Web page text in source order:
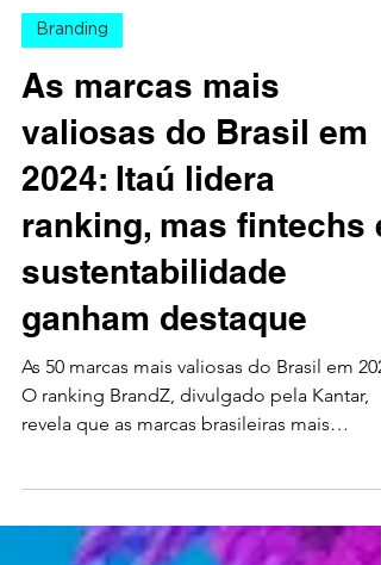
Amper Energia Humana
5 de jul. de 2024
Branding
As marcas mais
valiosas do Brasil em
2024: Itaú lidera
ranking, mas fintechs e
sustentabilidade
ganham destaque
As 50 marcas mais valiosas do Brasil em
O ranking BrandZ, divulgado pela Kantar,